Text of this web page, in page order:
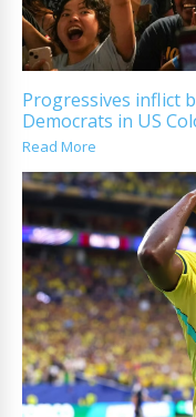
Progressives inflict
Democrats in US
Read More